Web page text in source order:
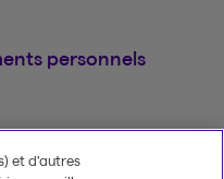
personnels
et d’autres